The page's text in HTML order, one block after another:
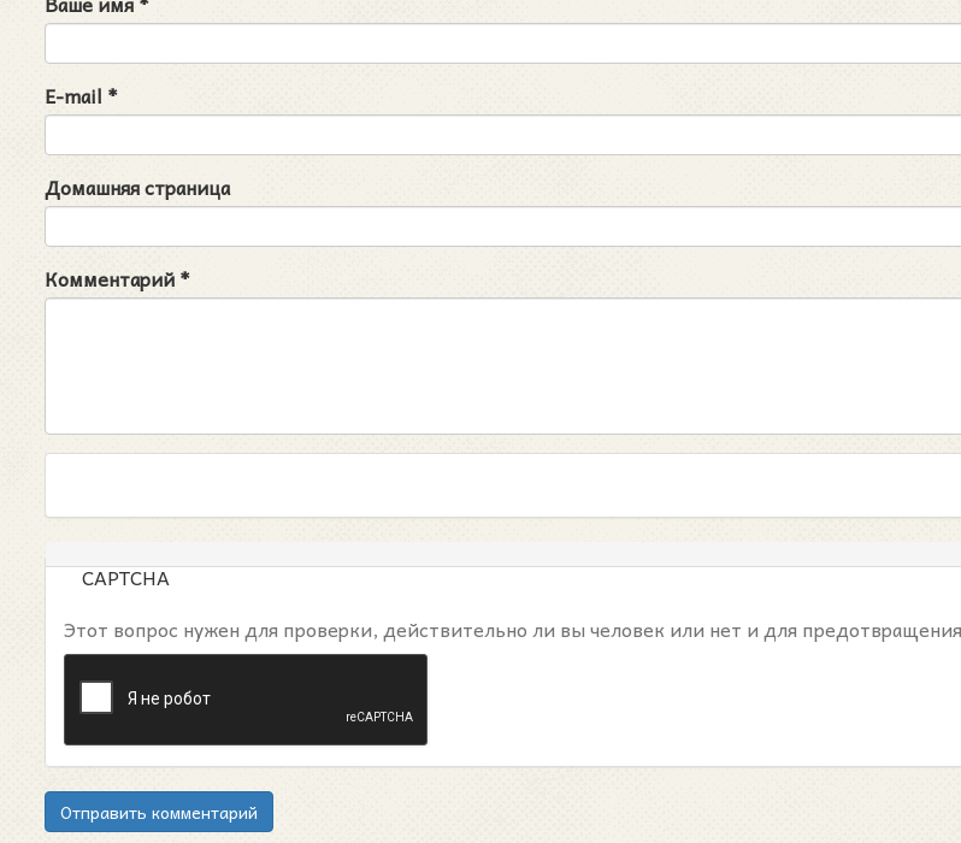
E-mail *
Домашняя страница
Комментарий*
CAPTCHA
Этот вопрос нужен для проверки, действительно ли вы человек или нет и для
Отправить комментарий